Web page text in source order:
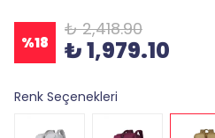
%18
₺ 2,418.90
₺ 1,979.10
Renk Seçenekleri